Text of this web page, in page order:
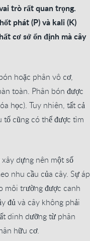
trò rất quan trọng.
phát (P) và kali (K)
cơ sở ổn định mà cây
hoặc phân vô cơ,
toàn. Phân bón được
học). Tuy nhiên, tất cả
tố cũng có thể được tìm
dựng nên một số
nhu cầu của cây. Sự áp
môi trường được canh
đủ và cây không phải
dinh dưỡng từ phân
hữu cơ.